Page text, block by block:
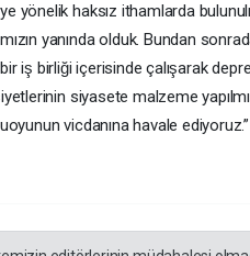
yönelik haksız ithamlarda
yanında olduk. Bundan
iş birliği içerisinde çalışarak
siyasete malzeme
vicdanına havale ediyoruz.”